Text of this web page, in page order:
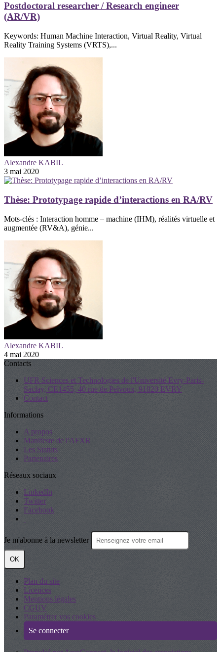
Postdoctoral researcher / Research engineer
(AR/VR)
Keywords: Human Machine Interaction, Virtual Reality, Virtual
Reality Training Systems (VRTS),...
Alexandre KABIL
3 mai 2020
Thèse: Prototypage rapide d’interactions en RA/RV
Mots-clés : Interaction homme – machine (IHM), réalités virtuelle et
augmentée (RV&A), génie...
Alexandre KABIL
4 mai 2020
Contacts
UFR Sciences et Technologies de l'Université Evry-Paris-
Saclay, CE1455, 40 rue de Pelvoux, 91020 EVRY
Contact
Informations
A propos
Manifeste de l'AFXR
Les Statuts
Partenaires
Réseaux sociaux
LinkedIn
Twitter
Facebook
Je m'abonne à la newsletter
OK
Plan du site
Licences
Mentions légales
CGUV
Paramétrer vos cookies
Se connecter